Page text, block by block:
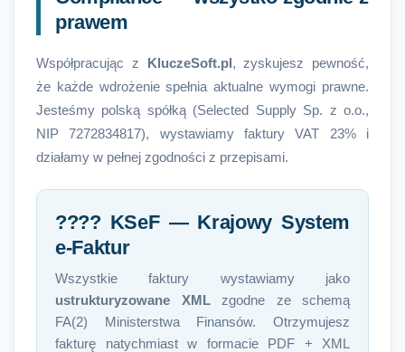
prawem
Współpracując z KluczeSoft.pl, zyskujesz pewność,
że każde wdrożenie spełnia aktualne wymogi prawne.
Jesteśmy polską spółką (Selected Supply Sp. z o.o.,
NIP 7272834817), wystawiamy faktury VAT 23% i
działamy w pełnej zgodności z przepisami.
???? KSeF — Krajowy System
e-Faktur
Wszystkie faktury wystawiamy jako
ustrukturyzowane XMLzgodne ze schemą
FA(2) Ministerstwa Finansów. Otrzymujesz
fakturę natychmiast w formacie PDF + XML